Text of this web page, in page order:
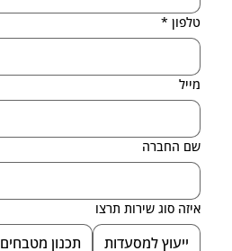
טלפון *
מייל
שם החברה
איזה סוג שירות תרצו
ייעוץ למסעדות תכנון מטבחים